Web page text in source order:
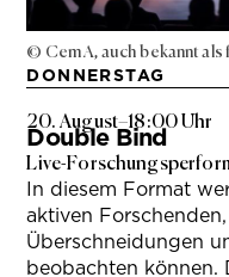
© Cem A, auch bekannt als
DONNERSTAG
20. August–18:00 Uhr
Double Bind
Live-
In diesem Format
aktiven
Überschneidungen
beobachten können.